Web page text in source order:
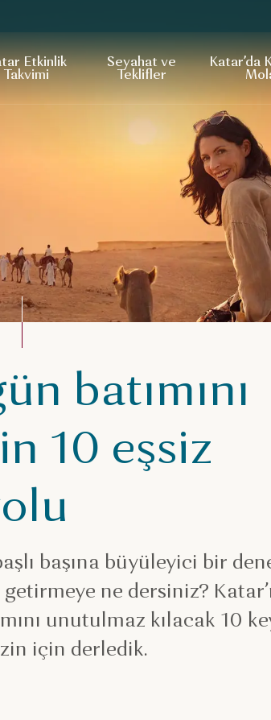
Etkinlik
Takvimi
Seyahat ve
Teklifler
Katar’da
batımını
10 eşsiz
başına büyüleyici bir
ne dersiniz?
unutulmaz kılacak 10
için derledik.